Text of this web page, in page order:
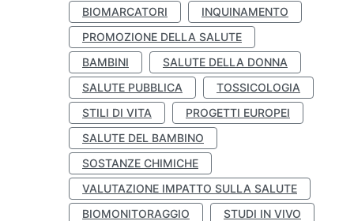
BIOMARCATORI
INQUINAMENTO
PROMOZIONE DELLA SALUTE
BAMBINI
SALUTE DELLA DONNA
SALUTE PUBBLICA
TOSSICOLOGIA
STILI DI VITA
PROGETTI EUROPEI
SALUTE DEL BAMBINO
SOSTANZE CHIMICHE
VALUTAZIONE IMPATTO SULLA SALUTE
BIOMONITORAGGIO
STUDI IN VIVO